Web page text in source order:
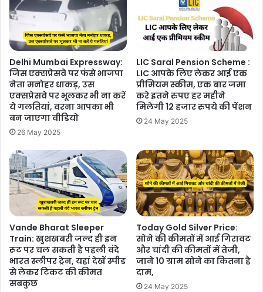
Delhi Mumbai Expressway:
जिस एक्सप्रेसवे पर फंसे भाजपा
नेता मनोहर धाकड़, उस
एक्सप्रेसवे पर भूलकर भी ना करें
ये गलतियां, वरना आपका भी
बन जाएगा वीडियो
26 May 2025
LIC Saral Pension Scheme :
LIC आपके लिए लेकर आई एक
प्रीमियम स्कीम, एक बार जमा
करे इतने रुपए हर महीने
मिलेगी 12 हजार रुपये की पेंशन
24 May 2025
Vande Bharat Sleeper
Train: खुशखबरी जल्द ही इन
रूट पर चल सकती है पहली वंदे
भारत स्लीपर ट्रेन, यहां देखें स्पीड
से लेकर टिकट की कीमत
सबकुछ
Today Gold Silver Price:
सोने की कीमतों में आई गिरावट
और चांदी की कीमतों में तेजी,
जाने 10 ग्राम सोने का कितना है
दाम,
24 May 2025